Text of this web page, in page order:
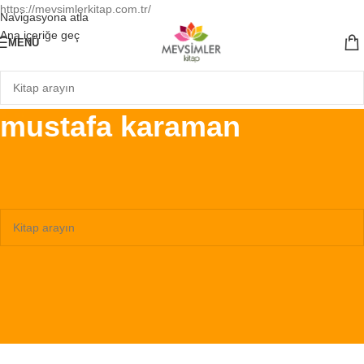
https://mevsimlerkitap.com.tr/
Navigasyona atla
Ana içeriğe geç
MENÜ
mustafa karaman